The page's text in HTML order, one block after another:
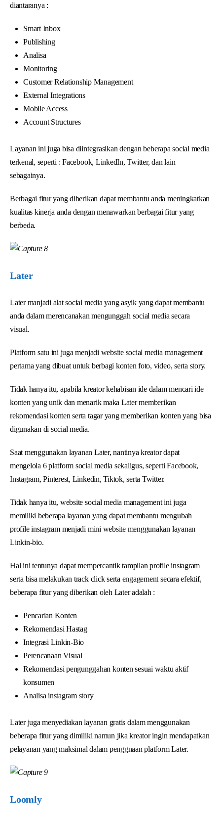
diantaranya :
Smart Inbox
Publishing
Analisa
Monitoring
Customer Relationship Management
External Integrations
Mobile Access
Account Structures
Layanan ini juga bisa diintegrasikan dengan beberapa social media
terkenal, seperti : Facebook, LinkedIn, Twitter, dan lain
sebagainya.
Berbagai fitur yang diberikan dapat membantu anda meningkatkan
kualitas kinerja anda dengan menawarkan berbagai fitur yang
berbeda.
Later
Later manjadi alat social media yang asyik yang dapat membantu
anda dalam merencanakan mengunggah social media secara
visual.
Platform satu ini juga menjadi website social media management
pertama yang dibuat untuk berbagi konten foto, video, serta story.
Tidak hanya itu, apabila kreator kehabisan ide dalam mencari ide
konten yang unik dan menarik maka Later memberikan
rekomendasi konten serta tagar yang memberikan konten yang bisa
digunakan di social media.
Saat menggunakan layanan Later, nantinya kreator dapat
mengelola 6 platform social media sekaligus, seperti Facebook,
Instagram, Pinterest, Linkedin, Tiktok, serta Twitter.
Tidak hanya itu, website social media management ini juga
memiliki beberapa layanan yang dapat membantu mengubah
profile instagram menjadi mini website menggunakan layanan
Linkin-bio.
Hal ini tentunya dapat mempercantik tampilan profile instagram
serta bisa melakukan track click serta engagement secara efektif,
beberapa fitur yang diberikan oleh Later adalah :
Pencarian Konten
Rekomendasi Hastag
Integrasi Linkin-Bio
Perencanaan Visual
Rekomendasi pengunggahan konten sesuai waktu aktif
konsumen
Analisa instagram story
Later juga menyediakan layanan gratis dalam menggunakan
beberapa fitur yang dimiliki namun jika kreator ingin mendapatkan
pelayanan yang maksimal dalam penggnaan platform Later.
Loomly